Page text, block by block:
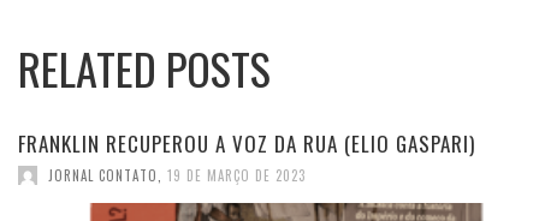
RELATED POSTS
FRANKLIN RECUPEROU A VOZ DA RUA (ELIO GASPARI)
JORNAL CONTATO, 19 DE MARÇO DE 2023